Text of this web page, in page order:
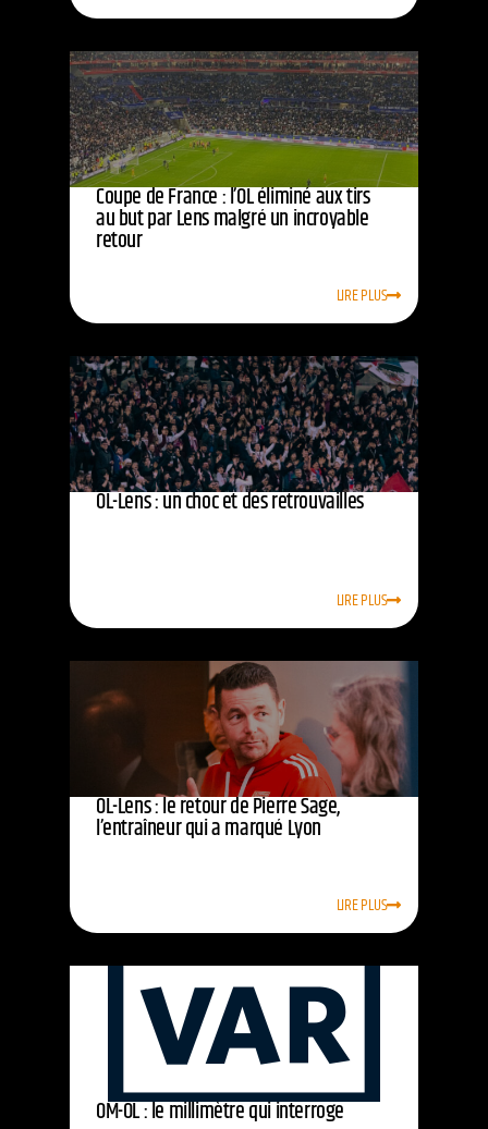
Coupe de France : l’OL éliminé aux tirs
au but par Lens malgré un incroyable
retour
LIRE PLUS
OL-Lens : un choc et des retrouvailles
LIRE PLUS
OL-Lens : le retour de Pierre Sage,
l’entraîneur qui a marqué Lyon
LIRE PLUS
OM-OL : le millimètre qui interroge